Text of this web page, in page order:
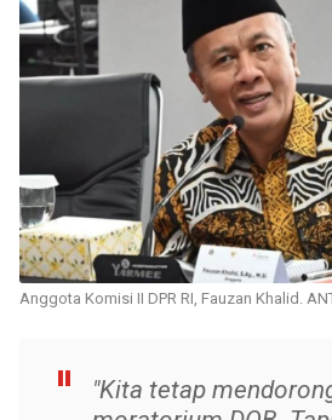
Anggota Komisi II DPR RI, Fauzan Khalid.
"Kita tetap